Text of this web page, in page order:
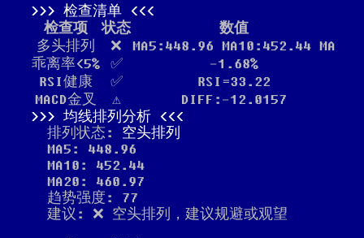
检查清单
检查项
状态
数值
多头排列
❌
MA5:448.96 MA10:452.44 MA
乖离率<5%
✅
-1.68%
RSI健康
✅
RSI=33.22
MACD金叉
⚠️
DIFF:-12.0157
均线排列分析
排列状态: 空头排列
MA5: 448.96
MA10: 452.44
MA20: 460.97
趋势强度: 77
建议: ❌ 空头排列，建议规避或观望